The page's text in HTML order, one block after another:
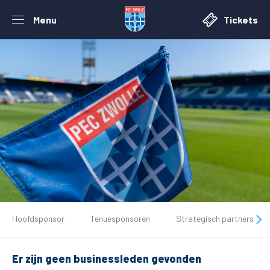
Menu Tickets
Tickets
Matchdays
Hoofdsponsor Tenuesponsoren Strategisch partners
Er zijn geen businessleden gevonden